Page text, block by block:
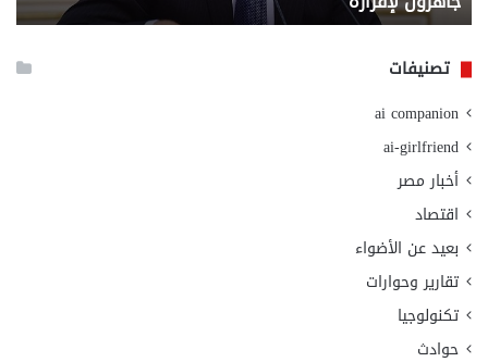
تصنيفات
ai companion
ai-girlfriend
أخبار مصر
اقتصاد
بعيد عن الأضواء
تقارير وحوارات
تكنولوجيا
حوادث